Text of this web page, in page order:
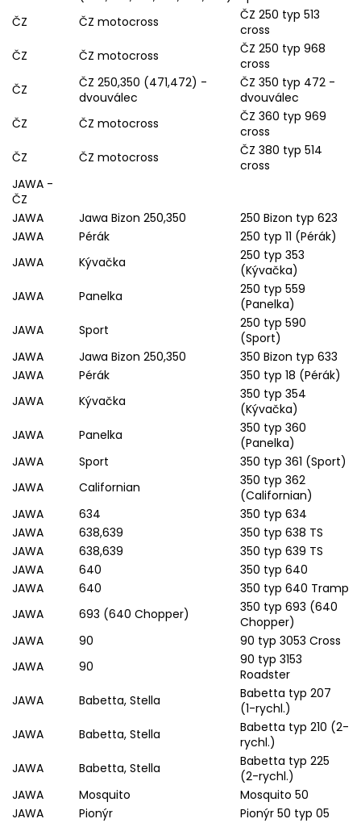
ČZ
ČZ motocross
ČZ 250 typ 513
cross
ČZ
ČZ motocross
ČZ 250 typ 968
cross
ČZ
ČZ 250,350 (471,472) -
dvouválec
ČZ 350 typ 472 -
dvouválec
ČZ
ČZ motocross
ČZ 360 typ 969
cross
ČZ
ČZ motocross
ČZ 380 typ 514
cross
JAWA -
ČZ
JAWA
Jawa Bizon 250,350
250 Bizon typ 623
JAWA
Pérák
250 typ 11 (Pérák)
JAWA
Kývačka
250 typ 353
(Kývačka)
JAWA
Panelka
250 typ 559
(Panelka)
JAWA
Sport
250 typ 590
(Sport)
JAWA
Jawa Bizon 250,350
350 Bizon typ 633
JAWA
Pérák
350 typ 18 (Pérák)
JAWA
Kývačka
350 typ 354
(Kývačka)
JAWA
Panelka
350 typ 360
(Panelka)
JAWA
Sport
350 typ 361 (Sport)
JAWA
Californian
350 typ 362
(Californian)
JAWA
634
350 typ 634
JAWA
638,639
350 typ 638 TS
JAWA
638,639
350 typ 639 TS
JAWA
640
350 typ 640
JAWA
640
350 typ 640 Tramp
JAWA
693 (640 Chopper)
350 typ 693 (640
Chopper)
JAWA
90
90 typ 3053 Cross
JAWA
90
90 typ 3153
Roadster
JAWA
Babetta, Stella
Babetta typ 207
(1-rychl.)
JAWA
Babetta, Stella
Babetta typ 210 (2-
rychl.)
JAWA
Babetta, Stella
Babetta typ 225
(2-rychl.)
JAWA
Mosquito
Mosquito 50
JAWA
Pionýr
Pionýr 50 typ 05